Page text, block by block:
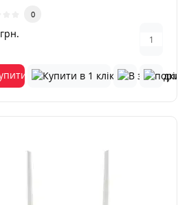
0
грн.